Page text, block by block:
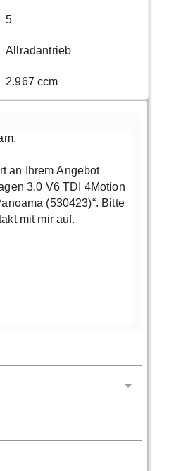
5
Allradantrieb
2.967 ccm